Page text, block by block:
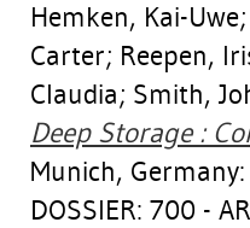
Hemken, Kai-Uwe
Carter; Reepen,
Claudia; Smith,
Deep Storage :
Munich,
DOSSIER: 700 -